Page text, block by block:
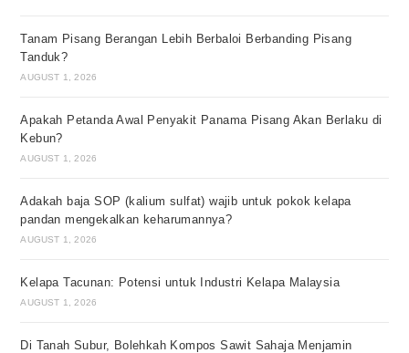
Tanam Pisang Berangan Lebih Berbaloi Berbanding Pisang
Tanduk?
AUGUST 1, 2026
Apakah Petanda Awal Penyakit Panama Pisang Akan Berlaku di
Kebun?
AUGUST 1, 2026
Adakah baja SOP (kalium sulfat) wajib untuk pokok kelapa
pandan mengekalkan keharumannya?
AUGUST 1, 2026
Kelapa Tacunan: Potensi untuk Industri Kelapa Malaysia
AUGUST 1, 2026
Di Tanah Subur, Bolehkah Kompos Sawit Sahaja Menjamin